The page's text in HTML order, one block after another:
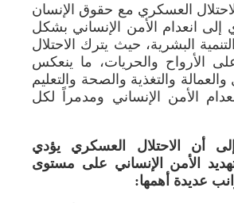
العسكري مع حقوق الإنسان
إلى انعدام الأمن الإنساني بشكل
البشرية، حيث يترك الاحتلال
الأرواح والحريات، ما ينعكس
والتغذية والصحة والتعليم
الأمن الإنساني ومدمراً لكل
أن الاحتلال العسكري يؤدي
الأمن الإنساني على مستوى
عديدة أهمها: